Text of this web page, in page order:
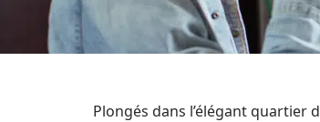
Plongés dans l’élégant quartier